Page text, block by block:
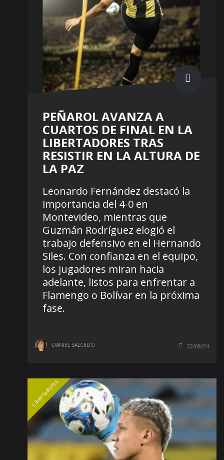
PEÑAROL AVANZA A
CUARTOS DE FINAL EN LA
LIBERTADORES TRAS
RESISTIR EN LA ALTURA DE
LA PAZ
Leonardo Fernández destacó la
importancia del 4-0 en
Montevideo, mientras que
Guzmán Rodríguez elogió el
trabajo defensivo en el Hernando
Siles. Con confianza en el equipo,
los jugadores miran hacia
adelante, listos para enfrentar a
Flamengo o Bolívar en la próxima
fase.
DANIEL SALCEDO 22/08/24
Libertadores